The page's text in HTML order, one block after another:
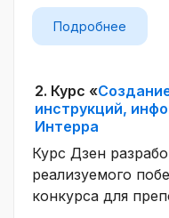
Подробнее
2. Курс «
инструкций,
Интерра
Курс Дзен
реализуемого
конкурса для